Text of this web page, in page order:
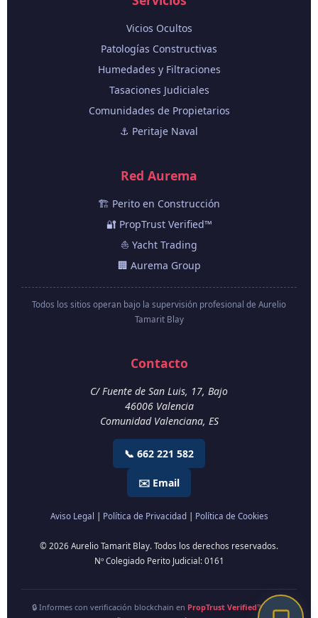
Vicios Ocultos
Patologías Constructivas
Humedades y Filtraciones
Tasaciones Judiciales
Comunidades de Propietarios
⚓ Peritaje Naval
Red Aurema
🏗️ Perito en Construcción
🔐 PropTrust Verified™
⛵ Yacht Trading
🏢 Aurema Group
Todos los sitios operan bajo la supervisión profesional de Aurelio
Tamarit Blay
Contacto
C/ Fuente de San Luis, 17, Bajo
46006 Valencia
Comunidad Valenciana, ES
📞 662 221 582
✉️ Email
Aviso Legal Política de Privacidad Política de Cookies
© 2026 Aurelio Tamarit Blay. Todos los derechos reservados.
Nº Colegiado Perito Judicial: 0161
🔒 Informes con verificación blockchain en PropTrust Verified™| 🇪🇸